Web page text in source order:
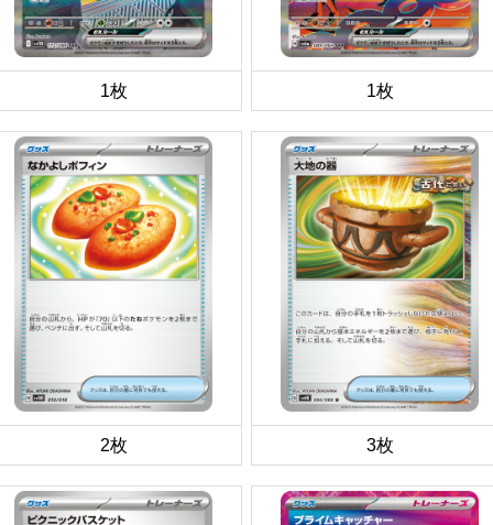
1枚 1枚
2枚 3枚